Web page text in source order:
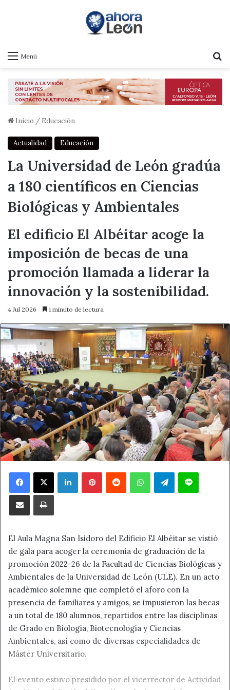
Menú
Inicio / Educación
Actualidad Educación
La Universidad de León gradúa
a 180 científicos en Ciencias
Biológicas y Ambientales
El edificio El Albéitar acoge la
imposición de becas de una
promoción llamada a liderar la
innovación y la sostenibilidad.
4 Jul 2026 1 minuto de lectura
Facebook
X LinkedInPinterestReddit WhatsAppTelegramLine
Compartir por correo electrónicoImprimir
El Aula Magna San Isidoro del Edificio El Albéitar se vistió
de gala para acoger la ceremonia de graduación de la
promoción 2022-26 de la Facultad de Ciencias Biológicas y
Ambientales de la Universidad de León (ULE). En un acto
académico solemne que completó el aforo con la
presencia de familiares y amigos, se impusieron las becas
a un total de 180 alumnos, repartidos entre las disciplinas
de Grado en Biología, Biotecnología y Ciencias
Ambientales, así como de diversas especialidades de
Máster Universitario.
El evento estuvo presidido por el vicerrector de Actividad